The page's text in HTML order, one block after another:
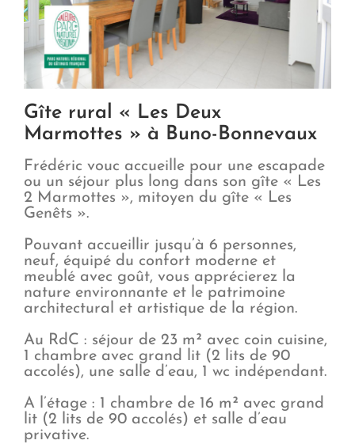
Gîte rural « Les Deux
Marmottes » à Buno-Bonnevaux
Frédéric vouc accueille pour une escapade
ou un séjour plus long dans son gîte « Les
2 Marmottes », mitoyen du gîte « Les
Genêts ».
Pouvant accueillir jusqu’à 6 personnes,
neuf, équipé du confort moderne et
meublé avec goût, vous apprécierez la
nature environnante et le patrimoine
architectural et artistique de la région.
Au RdC : séjour de 23 m² avec coin cuisine,
1 chambre avec grand lit (2 lits de 90
accolés), une salle d’eau, 1 wc indépendant.
A l’étage : 1 chambre de 16 m² avec grand
lit (2 lits de 90 accolés) et salle d’eau
privative.